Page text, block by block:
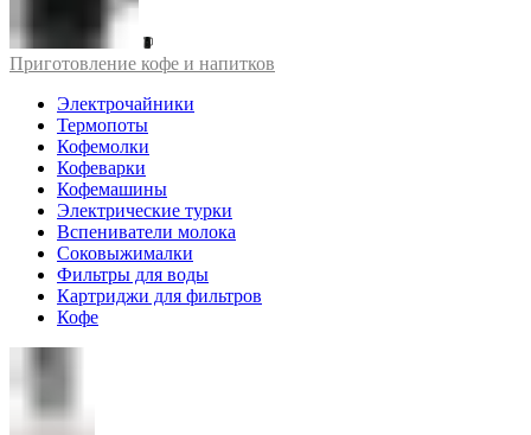
Приготовление кофе и напитков
Электрочайники
Термопоты
Кофемолки
Кофеварки
Кофемашины
Электрические турки
Вспениватели молока
Соковыжималки
Фильтры для воды
Картриджи для фильтров
Кофе